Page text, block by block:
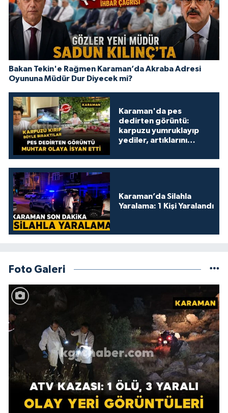
Bakan Tekin'e Rağmen Karaman’da Akraba Adresi
Oyununa Müdür Dur Diyecek mi?
Karaman'da pes
dedirten görüntü:
karpuzu yumruklayıp
yediler, artıklarını
Karaman’da Silahla
Yaralama: 1 Kişi Yaralandı
Foto Galeri